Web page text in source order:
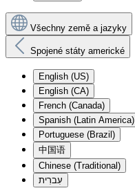
Všechny země a jazyky
Spojené státy americké
English (US)
English (CA)
French (Canada)
Spanish (Latin America)
Portuguese (Brazil)
中国语
Chinese (Traditional)
עִברִית